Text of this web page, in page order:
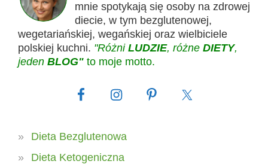
mnie spotykają się osoby na zdrowej
diecie, w tym bezglutenowej,
wegetariańskiej, wegańskiej oraz wielbiciele
polskiej kuchni. "Różni LUDZIE, różne DIETY,
jeden BLOG" to moje motto.
Dieta Bezglutenowa
Dieta Ketogeniczna